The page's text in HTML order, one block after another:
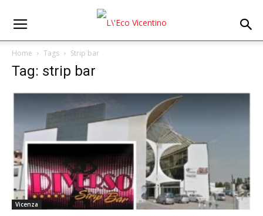
Home Tags Strip bar
Tag: strip bar
Vicenza